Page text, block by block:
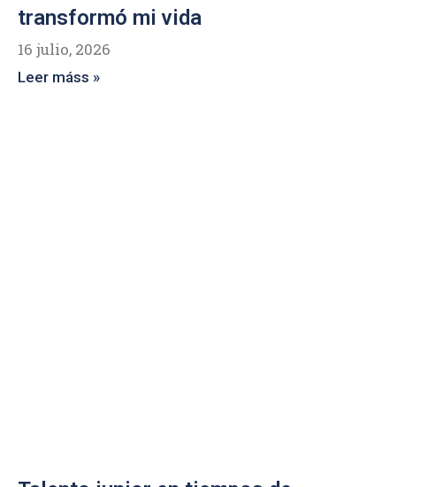
transformó mi vida
16 julio, 2026
Leer máss »